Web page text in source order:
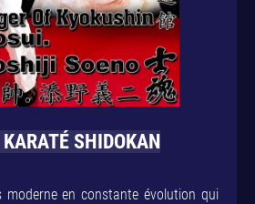
SHIDOKAN
moderne en constante évolution qui